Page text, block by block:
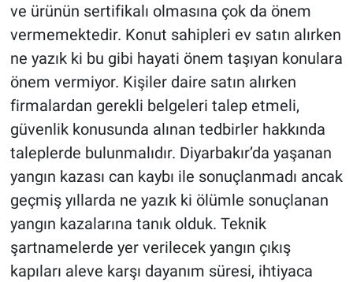
ve ürünün sertifikalı olmasına çok da önem
vermemektedir. Konut sahipleri ev satın alırken
ne yazık ki bu gibi hayati önem taşıyan konulara
önem vermiyor. Kişiler daire satın alırken
firmalardan gerekli belgeleri talep etmeli,
güvenlik konusunda alınan tedbirler hakkında
taleplerde bulunmalıdır. Diyarbakır’da yaşanan
yangın kazası can kaybı ile sonuçlanmadı ancak
geçmiş yıllarda ne yazık ki ölümle sonuçlanan
yangın kazalarına tanık olduk. Teknik
şartnamelerde yer verilecek yangın çıkış
kapıları aleve karşı dayanım süresi, ihtiyaca